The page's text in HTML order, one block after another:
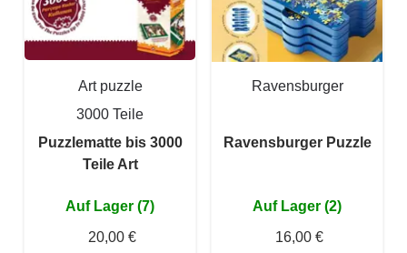
Art puzzle
3000 Teile
Puzzlematte bis 3000
Teile Art
Auf Lager (7)
20,00 €
Ravensburger
Ravensburger Puzzle
Auf Lager (2)
16,00 €